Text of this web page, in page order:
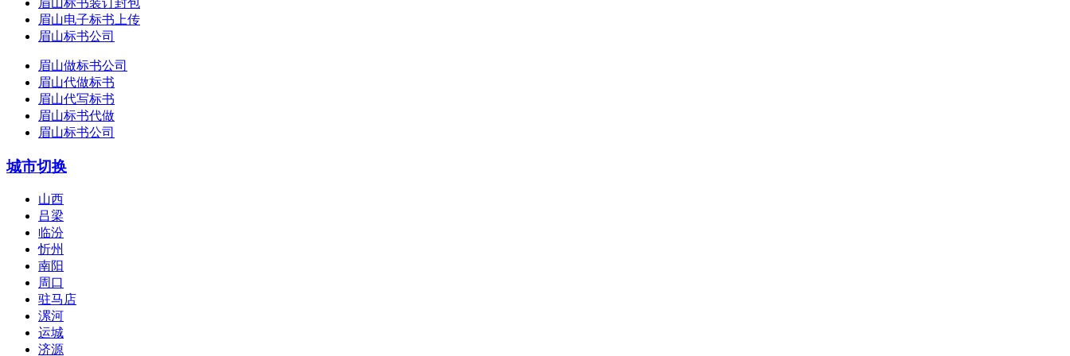
眉山标书装订封包
眉山电子标书上传
眉山标书公司
眉山做标书公司
眉山代做标书
眉山代写标书
眉山标书代做
眉山标书公司
城市切换
山西
吕梁
临汾
忻州
南阳
周口
驻马店
漯河
运城
济源